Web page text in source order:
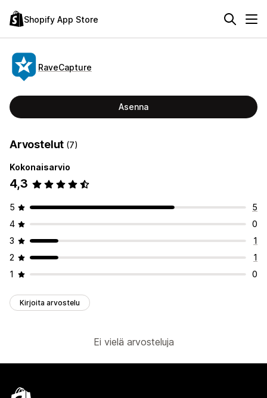
Shopify App Store
RaveCapture
Asenna
Arvostelut (7)
Kokonaisarvio
4,3
5
5
4
0
3
1
2
1
1
0
Kirjoita arvostelu
Ei vielä arvosteluja